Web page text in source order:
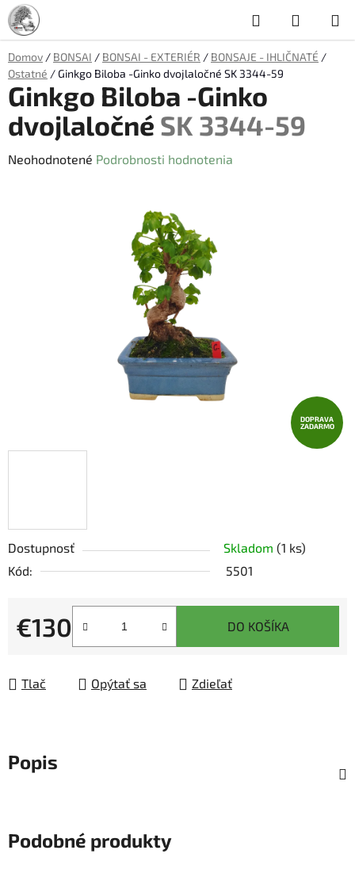
Prejsť
na
obsah
Hľadať
KOŠÍK
Domov / BONSAI / BONSAI - EXTERIÉR / BONSAJE - IHLIČNATÉ /
Ostatné /Ginkgo Biloba -Ginko dvojlaločné SK 3344-59
Dostupnosť Skladom (1 ks)
Kód:
5501
€130
Jednotková cena:
DO KOŠÍKA
Tlač Opýtať sa Zdieľať
Ginkgo Biloba -Ginko
dvojlaločné SK 3344-59
Priemerné
Neohodnotené Podrobnosti hodnotenia
DOPRAVA
ZADARMO
Popis
Podobné produkty